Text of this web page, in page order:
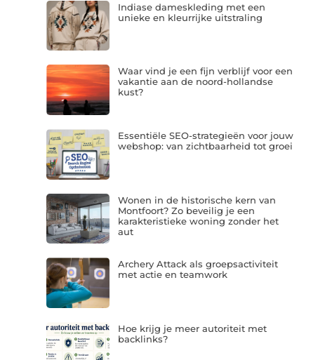
Indiase dameskleding met een
unieke en kleurrijke uitstraling
Waar vind je een fijn verblijf voor een
vakantie aan de noord-hollandse
kust?
Essentiële SEO-strategieën voor jouw
webshop: van zichtbaarheid tot groei
Wonen in de historische kern van
Montfoort? Zo beveilig je een
karakteristieke woning zonder het
aut
Archery Attack als groepsactiviteit
met actie en teamwork
Hoe krijg je meer autoriteit met
backlinks?